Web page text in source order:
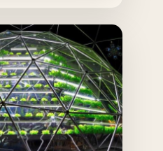
DU PROJET